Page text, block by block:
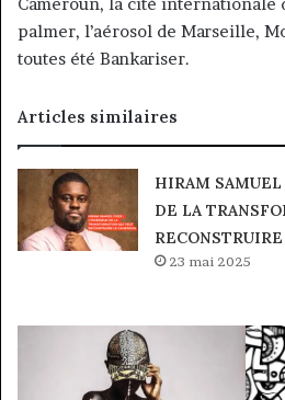
palmer, l’aérosol de Marseille,
toutes été Bankariser.
Articles similaires
HIRAM
DE LA
23 mai 2025